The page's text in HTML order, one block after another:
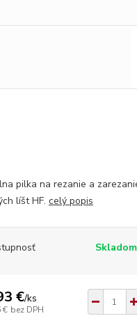
pilka na rezanie a
líšt HF. celý popis
Skladom
€/ks
€ bez DPH